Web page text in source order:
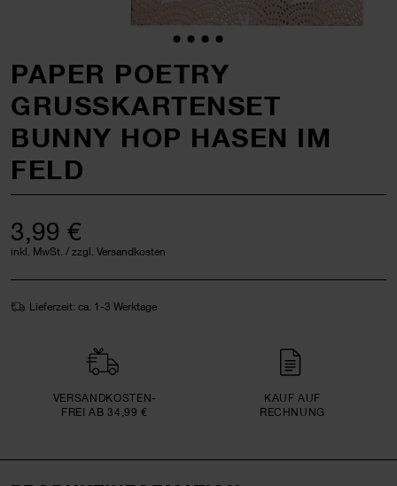
PAPER POETRY
GRUSSKARTENSET B
UNNY HOP HASEN IM F
ELD
3,99 €
inkl. MwSt. / zzgl. Versandkosten
Lieferzeit: ca. 1-3 Werktage
VERSAND­KOSTEN­
FREI AB 34,99 €
KAUF AUF
RECHNUNG